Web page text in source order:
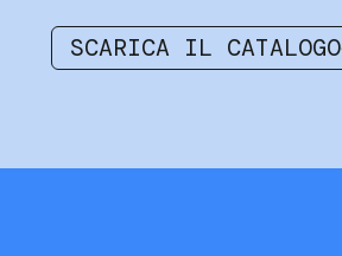
SCARICA IL CATALOGO